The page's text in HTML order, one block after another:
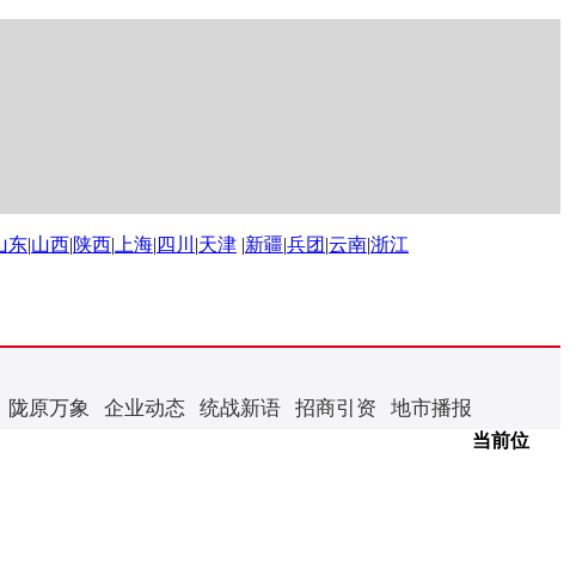
东|山西|陕西| 上海| 四川 |天津 |新疆|兵团 |云南|浙江
陇原万象 企业动态 统战新语 招商引资 地市播报
当前位